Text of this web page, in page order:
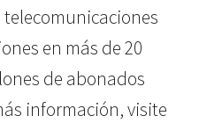
en más de 20
de abonados
información, visite